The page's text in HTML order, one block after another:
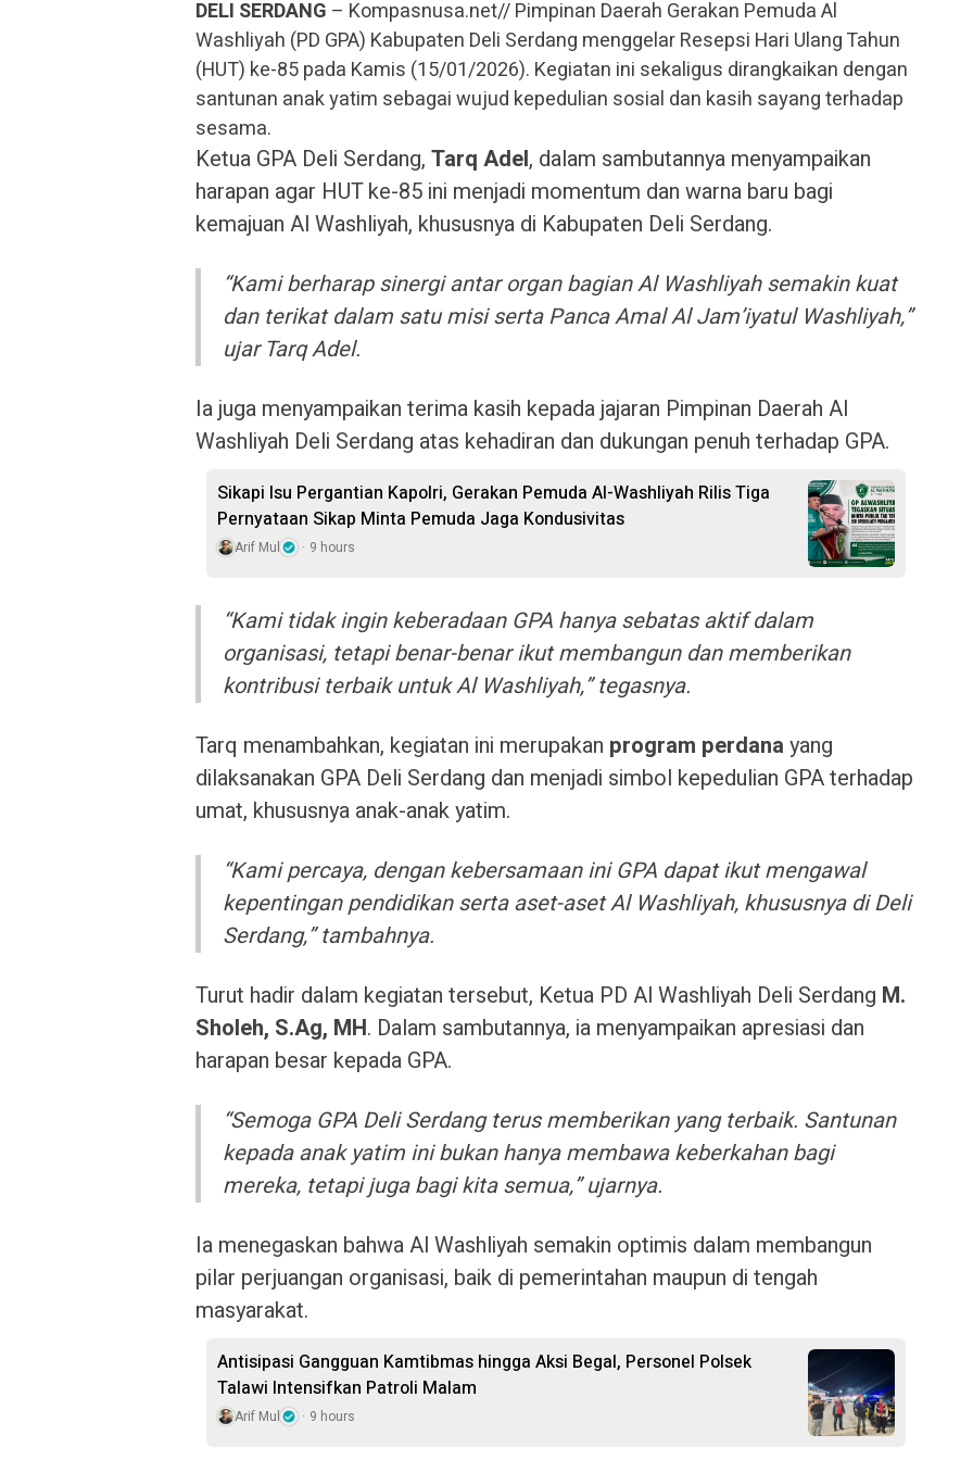
DELI SERDANG – Kompasnusa.net// Pimpinan Daerah Gerakan Pemuda Al
Washliyah (PD GPA) Kabupaten Deli Serdang menggelar Resepsi Hari Ulang Tahun
(HUT) ke-85 pada Kamis (15/01/2026). Kegiatan ini sekaligus dirangkaikan dengan
santunan anak yatim sebagai wujud kepedulian sosial dan kasih sayang terhadap
sesama.
Ketua GPA Deli Serdang, Tarq Adel, dalam sambutannya menyampaikan
harapan agar HUT ke-85 ini menjadi momentum dan warna baru bagi
kemajuan Al Washliyah, khususnya di Kabupaten Deli Serdang.
“Kami berharap sinergi antar organ bagian Al Washliyah semakin kuat
dan terikat dalam satu misi serta Panca Amal Al Jam’iyatul Washliyah,”
ujar Tarq Adel.
Ia juga menyampaikan terima kasih kepada jajaran Pimpinan Daerah Al
Washliyah Deli Serdang atas kehadiran dan dukungan penuh terhadap GPA.
Sikapi Isu Pergantian Kapolri, Gerakan Pemuda Al-Washliyah Rilis Tiga
Pernyataan Sikap Minta Pemuda Jaga Kondusivitas
Arif Mul 9 hours
“Kami tidak ingin keberadaan GPA hanya sebatas aktif dalam
organisasi, tetapi benar-benar ikut membangun dan memberikan
kontribusi terbaik untuk Al Washliyah,” tegasnya.
Tarq menambahkan, kegiatan ini merupakan program perdana yang
dilaksanakan GPA Deli Serdang dan menjadi simbol kepedulian GPA terhadap
umat, khususnya anak-anak yatim.
“Kami percaya, dengan kebersamaan ini GPA dapat ikut mengawal
kepentingan pendidikan serta aset-aset Al Washliyah, khususnya di Deli
Serdang,” tambahnya.
Turut hadir dalam kegiatan tersebut, Ketua PD Al Washliyah Deli Serdang M.
Sholeh, S.Ag, MH. Dalam sambutannya, ia menyampaikan apresiasi dan
harapan besar kepada GPA.
“Semoga GPA Deli Serdang terus memberikan yang terbaik. Santunan
kepada anak yatim ini bukan hanya membawa keberkahan bagi
mereka, tetapi juga bagi kita semua,” ujarnya.
Ia menegaskan bahwa Al Washliyah semakin optimis dalam membangun
pilar perjuangan organisasi, baik di pemerintahan maupun di tengah
masyarakat.
Antisipasi Gangguan Kamtibmas hingga Aksi Begal, Personel Polsek
Talawi Intensifkan Patroli Malam
Arif Mul 9 hours